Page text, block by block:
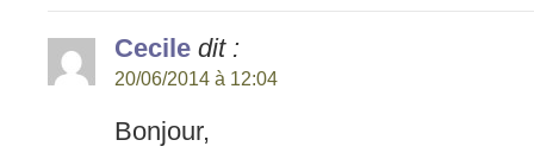
Cecile dit :
20/06/2014 à 12:04
Bonjour,